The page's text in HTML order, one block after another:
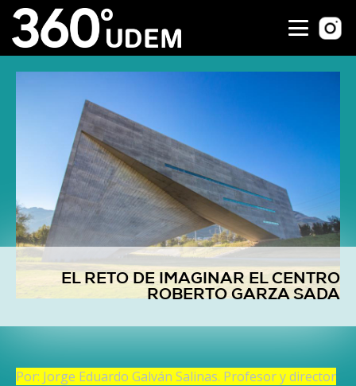
EL RETO DE IMAGINAR EL CENTRO
ROBERTO GARZA SADA
Por: Jorge Eduardo Galván Salinas. Profesor y director